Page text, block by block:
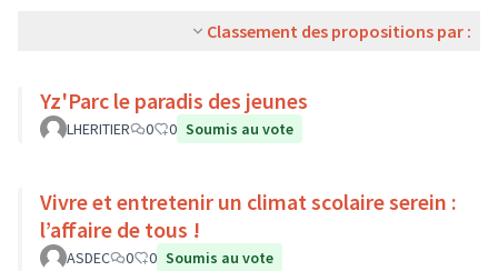
Classement des propositions par :
Yz'Parc le paradis des jeunes
LHERITIER 0 0 Soumis au vote
Vivre et entretenir un climat scolaire serein :
l’affaire de tous !
ASDEC 0 0 Soumis au vote